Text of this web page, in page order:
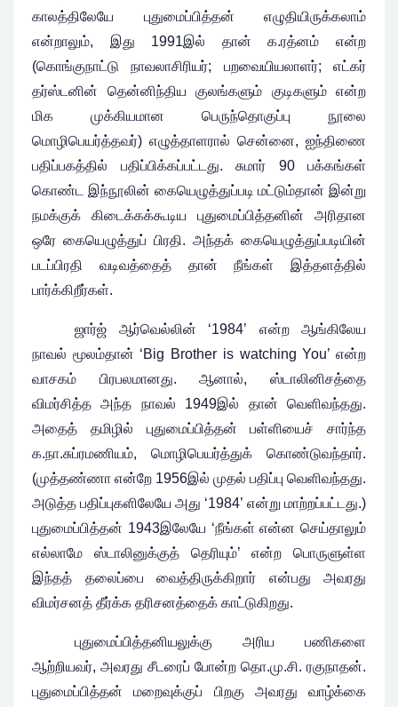
காலத்திலேயே புதுமைப்பித்தன் எழுதியிருக்கலாம்
என்றாலும், இது 1991இல் தான் க.ரத்னம் என்ற
(கொங்குநாட்டு நாவலாசிரியர்; பறவையியலாளர்; எட்கர்
தர்ஸ்டனின் தென்னிந்திய குலங்களும் குடிகளும் என்ற
மிக முக்கியமான பெருந்தொகுப்பு நூலை
மொழிபெயர்த்தவர்) எழுத்தாளரால் சென்னை, ஐந்திணை
பதிப்பகத்தில் பதிப்பிக்கப்பட்டது. சுமார் 90 பக்கங்கள்
கொண்ட இந்நூலின் கையெழுத்துப்படி மட்டும்தான் இன்று
நமக்குக் கிடைக்கக்கூடிய புதுமைப்பித்தனின் அரிதான
ஒரே கையெழுத்துப் பிரதி. அந்தக் கையெழுத்துப்படியின்
படப்பிரதி வடிவத்தைத் தான் நீங்கள் இத்தளத்தில்
பார்க்கிறீர்கள்.
ஜார்ஜ் ஆர்வெல்லின் ‘1984’ என்ற ஆங்கிலேய
நாவல் மூலம்தான் ‘Big Brother is watching You’ என்ற
வாசகம் பிரபலமானது. ஆனால், ஸ்டாலினிசத்தை
விமர்சித்த அந்த நாவல் 1949இல் தான் வெளிவந்தது.
அதைத் தமிழில் புதுமைப்பித்தன் பள்ளியைச் சார்ந்த
க.நா.சுப்ரமணியம், மொழிபெயர்த்துக் கொண்டுவந்தார்.
(முத்தண்ணா என்றே 1956இல் முதல் பதிப்பு வெளிவந்தது.
அடுத்த பதிப்புகளிலேயே அது ‘1984’ என்று மாற்றப்பட்டது.)
புதுமைப்பித்தன் 1943இலேயே ‘நீங்கள் என்ன செய்தாலும்
எல்லாமே ஸ்டாலினுக்குத் தெரியும்’ என்ற பொருளுள்ள
இந்தத் தலைப்பை வைத்திருக்கிறார் என்பது அவரது
விமர்சனத் தீர்க்க தரிசனத்தைக் காட்டுகிறது.
புதுமைப்பித்தனியலுக்கு அரிய பணிகளை
ஆற்றியவர், அவரது சீடரைப் போன்ற தொ.மு.சி. ரகுநாதன்.
புதுமைப்பித்தன் மறைவுக்குப் பிறகு அவரது வாழ்க்கை